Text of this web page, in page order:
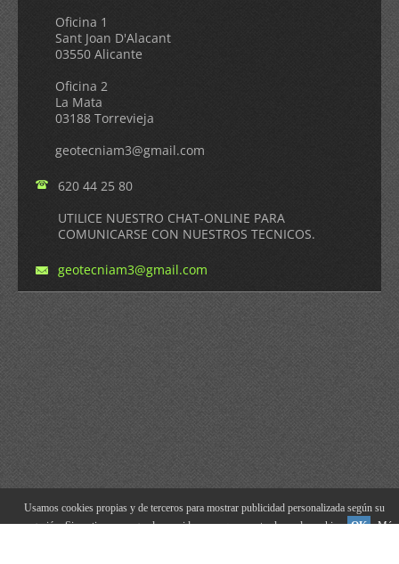
Usamos cookies propias y de terceros para mostrar publicidad personalizada según su
navegación. Si continua navegando consideramos que acepta el uso de cookies. OK
Más
Oficina 1
Sant Joan D'Alacant
03550 Alicante
Oficina 2
La Mata
03188 Torrevieja
geotecniam3@gmail.com
620 44 25 80
UTILICE NUESTRO CHAT-ONLINE PARA
COMUNICARSE CON NUESTROS TECNICOS.
geotecniam3@gmail.com